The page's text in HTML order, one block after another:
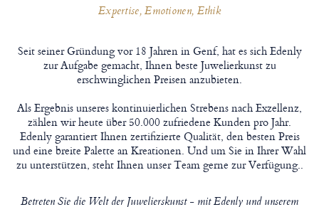
Expertise, Emotionen, Ethik
Seit seiner Gründung vor 18 Jahren in Genf, hat es sich Edenly
zur Aufgabe gemacht, Ihnen beste Juwelierkunst zu
erschwinglichen Preisen anzubieten.
Als Ergebnis unseres kontinuierlichen Strebens nach Exzellenz,
zählen wir heute über 50.000 zufriedene Kunden pro Jahr.
Edenly garantiert Ihnen zertifizierte Qualität, den besten Preis
und eine breite Palette an Kreationen. Und um Sie in Ihrer Wahl
zu unterstützen, steht Ihnen unser Team gerne zur Verfügung..
Betreten Sie die Welt der Juwelierskunst - mit Edenly und unserem